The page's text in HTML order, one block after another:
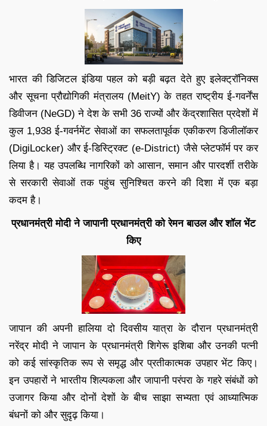
भारत की डिजिटल इंडिया पहल को बड़ी बढ़त देते हुए इलेक्ट्रॉनिक्स
और सूचना प्रौद्योगिकी मंत्रालय (MeitY) के तहत राष्ट्रीय ई-गवर्नेंस
डिवीजन (NeGD) ने देश के सभी 36 राज्यों और केंद्रशासित प्रदेशों में
कुल 1,938 ई-गवर्नमेंट सेवाओं का सफलतापूर्वक एकीकरण डिजीलॉकर
(DigiLocker) और ई-डिस्ट्रिक्ट (e-District) जैसे प्लेटफॉर्म पर कर
लिया है। यह उपलब्धि नागरिकों को आसान, समान और पारदर्शी तरीके
से सरकारी सेवाओं तक पहुंच सुनिश्चित करने की दिशा में एक बड़ा
कदम है।
प्रधानमंत्री मोदी ने जापानी प्रधानमंत्री को रेमन बाउल और शॉल भेंट
किए
जापान की अपनी हालिया दो दिवसीय यात्रा के दौरान प्रधानमंत्री
नरेंद्र मोदी ने जापान के प्रधानमंत्री शिगेरू इशिबा और उनकी पत्नी
को कई सांस्कृतिक रूप से समृद्ध और प्रतीकात्मक उपहार भेंट किए।
इन उपहारों ने भारतीय शिल्पकला और जापानी परंपरा के गहरे संबंधों को
उजागर किया और दोनों देशों के बीच साझा सभ्यता एवं आध्यात्मिक
बंधनों को और सुदृढ़ किया।